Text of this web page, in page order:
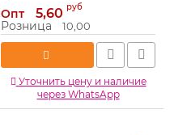
Артикул: 027.006
Опт 5,60 руб
Розница 10,00
Уточнить цену и наличие
через WhatsApp